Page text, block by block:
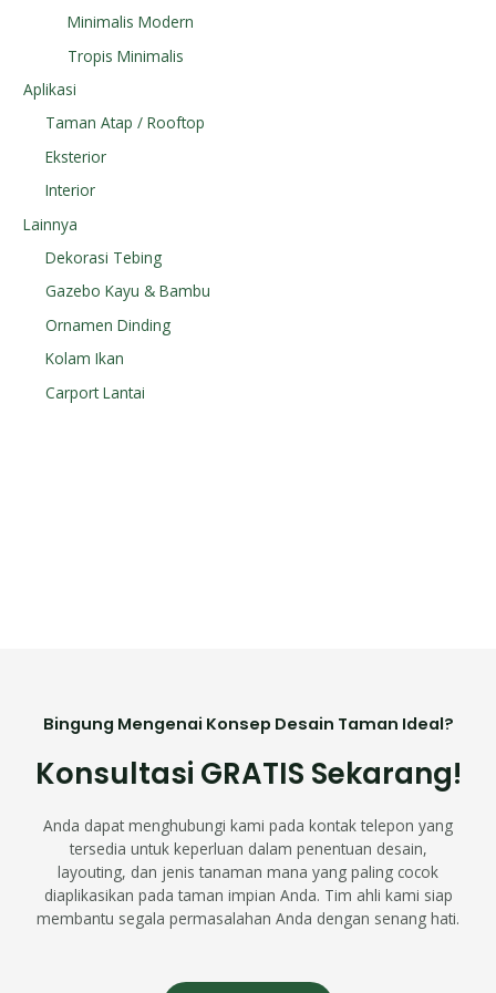
Minimalis Modern
Tropis Minimalis
Aplikasi
Taman Atap / Rooftop
Eksterior
Interior
Lainnya
Dekorasi Tebing
Gazebo Kayu & Bambu
Ornamen Dinding
Kolam Ikan
Carport Lantai
Bingung Mengenai Konsep Desain Taman Ideal?
Konsultasi GRATIS Sekarang!
Anda dapat menghubungi kami pada kontak telepon yang
tersedia untuk keperluan dalam penentuan desain,
layouting, dan jenis tanaman mana yang paling cocok
diaplikasikan pada taman impian Anda. Tim ahli kami siap
membantu segala permasalahan Anda dengan senang hati.